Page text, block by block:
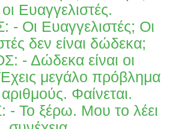
οι Ευαγγελιστές.
Οι Ευαγγελιστές; Οι
δεν είναι δώδεκα;
- Δώδεκα είναι οι
μεγάλο πρόβλημα
Φαίνεται.
Το ξέρω. Μου το λέει